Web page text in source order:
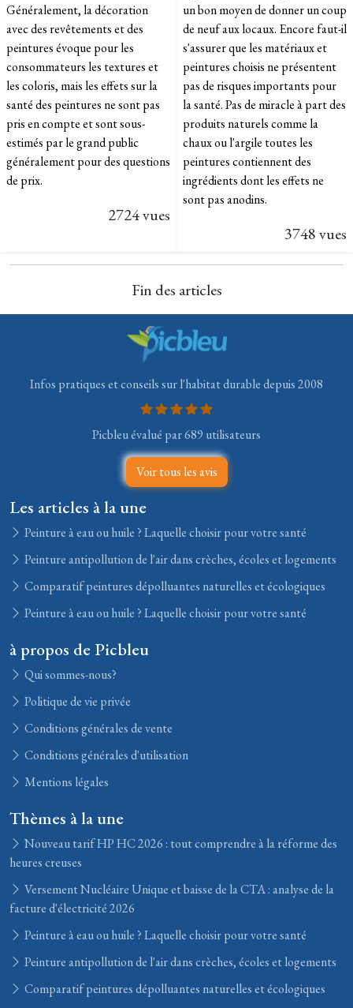
Généralement, la décoration
avec des revêtements et des
peintures évoque pour les
consommateurs les textures et
les coloris, mais les effets sur la
santé des peintures ne sont pas
pris en compte et sont sous-
estimés par le grand public
généralement pour des questions
de prix.
2724 vues
un bon moyen de donner un coup
de neuf aux locaux. Encore faut-il
s'assurer que les matériaux et
peintures choisis ne présentent
pas de risques importants pour
la santé. Pas de miracle à part des
produits naturels comme la
chaux ou l'argile toutes les
peintures contiennent des
ingrédients dont les effets ne
sont pas anodins.
3748 vues
Fin des articles
Infos pratiques et conseils sur l'habitat durable depuis 2008
Picbleu évalué par 689 utilisateurs
Voir tous les avis
Les articles à la une
Peinture à eau ou huile ? Laquelle choisir pour votre santé
Peinture antipollution de l'air dans crèches, écoles et logements
Comparatif peintures dépolluantes naturelles et écologiques
Peinture à eau ou huile ? Laquelle choisir pour votre santé
à propos de Picbleu
Qui sommes-nous?
Politique de vie privée
Conditions générales de vente
Conditions générales d'utilisation
Mentions légales
Thèmes à la une
Nouveau tarif HP HC 2026 : tout comprendre à la réforme des
heures creuses
Versement Nucléaire Unique et baisse de la CTA : analyse de la
facture d'électricité 2026
Peinture à eau ou huile ? Laquelle choisir pour votre santé
Peinture antipollution de l'air dans crèches, écoles et logements
Comparatif peintures dépolluantes naturelles et écologiques